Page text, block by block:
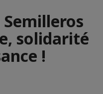
solidarité
!